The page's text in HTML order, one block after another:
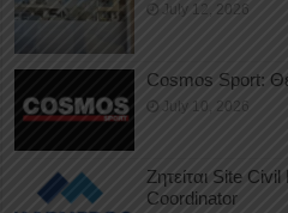
July 12, 2026
Cosmos Sport:
July 10, 2026
Ζητείται Site
Coordinator